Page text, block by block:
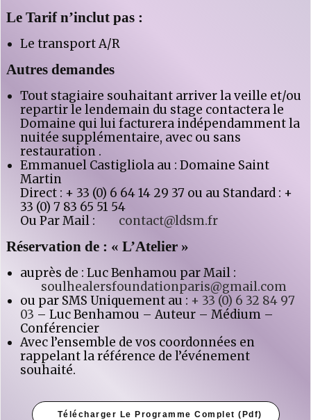
Le Tarif n’inclut pas :
Le transport A/R
Autres demandes
Tout stagiaire souhaitant arriver la veille et/ou
repartir le lendemain du stage contactera le
Domaine qui lui facturera indépendamment la
nuitée supplémentaire, avec ou sans
restauration .
Emmanuel Castigliola au : Domaine Saint
Martin
Direct : + 33 (0) 6 64 14 29 37 ou au Standard : +
33 (0) 7 83 65 51 54
Ou Par Mail :
contact@ldsm.fr
Réservation de : « L’Atelier »
auprès de : Luc Benhamou par Mail :
soulhealersfoundationparis@gmail.com
ou par SMS Uniquement au : + 33 (0) 6 32 84 97
03 – Luc Benhamou – Auteur – Médium –
Conférencier
Avec l’ensemble de vos coordonnées en
rappelant la référence de l’événement
souhaité.
Télécharger Le Programme Complet (pdf)